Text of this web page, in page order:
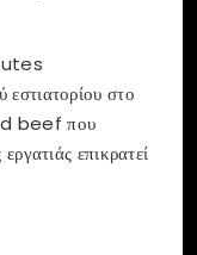
στο
beef που
επικρατεί